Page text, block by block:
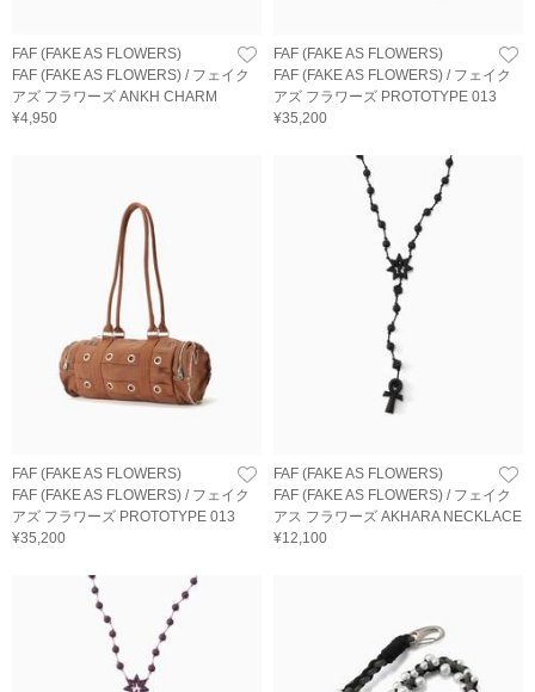
FAF (FAKE AS FLOWERS)
FAF (FAKE AS FLOWERS) / フェイク
アズ フラワーズ ANKH CHARM
¥4,950
FAF (FAKE AS FLOWERS)
FAF (FAKE AS FLOWERS) / フェイク
アズ フラワーズ PROTOTYPE 013
¥35,200
FAF (FAKE AS FLOWERS)
FAF (FAKE AS FLOWERS) / フェイク
アズ フラワーズ PROTOTYPE 013
¥35,200
FAF (FAKE AS FLOWERS)
FAF (FAKE AS FLOWERS) / フェイク
アス フラワーズ AKHARA NECKLACE
¥12,100